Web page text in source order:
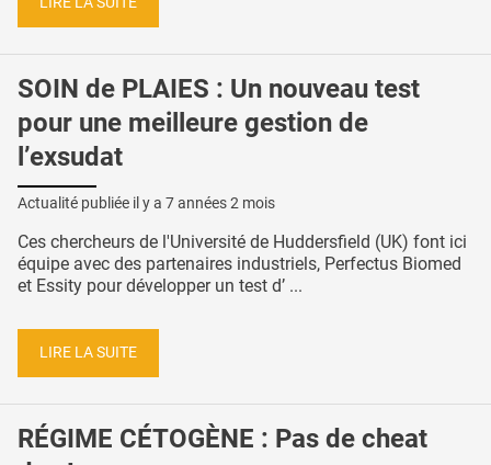
SOIN de PLAIES : Un nouveau test
pour une meilleure gestion de
l’exsudat
Actualité publiée il y a 7 années 2 mois
Ces chercheurs de l'Université de Huddersfield (UK) font ici
équipe avec des partenaires industriels, Perfectus Biomed
et Essity pour développer un test d’ ...
LIRE LA SUITE
RÉGIME CÉTOGÈNE : Pas de cheat